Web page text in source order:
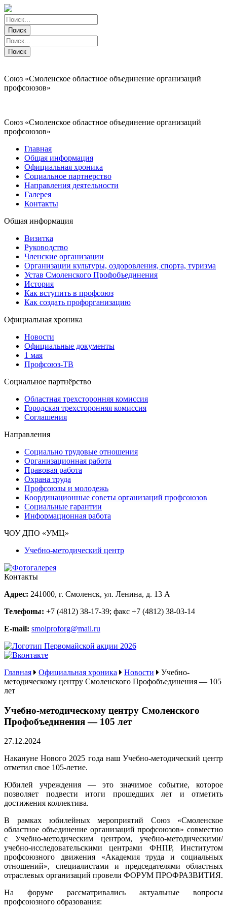
Поиск
Поиск
Поиск
Поиск
Союз «Смоленское областное объединение организаций
профсоюзов»
Союз «Смоленское областное объединение организаций
профсоюзов»
Главная
Общая информация
Официальная хроника
Социальное партнерство
Направления деятельности
Галерея
Контакты
Общая информация
Визитка
Руководство
Членские организации
Организации культуры, оздоровления, спорта, туризма
Устав Смоленского Профобъединения
История
Как вступить в профсоюз
Как создать профорганизацию
Официальная хроника
Новости
Официальные документы
1 мая
Профсоюз-ТВ
Социальное партнёрство
Областная трехсторонняя комиссия
Городская трехсторонняя комиссия
Соглашения
Направления
Социально трудовые отношения
Организационная работа
Правовая работа
Охрана труда
Профсоюзы и молодежь
Координационные советы организаций профсоюзов
Социальные гарантии
Информационная работа
ЧОУ ДПО «УМЦ»
Учебно-методический центр
Контакты
Адрес: 241000, г. Смоленск, ул. Ленина, д. 13 А
Телефоны: +7 (4812) 38-17-39; факс +7 (4812) 38-03-14
E-mail: smolproforg@mail.ru
Главная Официальная хроника Новости
Учебно-
методическому центру Смоленского Профобъединения — 105
лет
Учебно-методическому центру Смоленского
Профобъединения — 105 лет
27.12.2024
Накануне Нового 2025 года наш Учебно-методический центр
отметил свое 105-летие.
Юбилей учреждения — это значимое событие, которое
позволяет подвести итоги прошедших лет и отметить
достижения коллектива.
В рамках юбилейных мероприятий Союз «Смоленское
областное объединение организаций профсоюзов» совместно
с Учебно-методическим центром, учебно-методическими/
учебно-исследовательскими центрами ФНПР, Институтом
профсоюзного движения «Академия труда и социальных
отношений», специалистами и председателями областных
отраслевых организаций провели ФОРУМ ПРОФРАЗВИТИЯ.
На форуме рассматривались актуальные вопросы
профсоюзного образования: